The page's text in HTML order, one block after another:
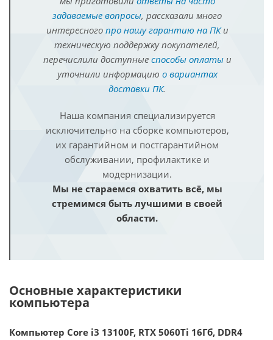
задаваемые вопросы, рассказали много
интересного про нашу гарантию на ПКи
техническую поддержку покупателей,
перечислили доступные способы оплатыи
уточнили информацию о вариантах
доставки ПК.
Наша компания специализируется
исключительно на сборке компьютеров,
их гарантийном и постгарантийном
обслуживании, профилактике и
модернизации.
Мы не стараемся охватить всё, мы
стремимся быть лучшими в своей
области.
Основные характеристики
компьютера
Компьютер Core i3 13100F, RTX 5060Ti 16Гб, DDR4